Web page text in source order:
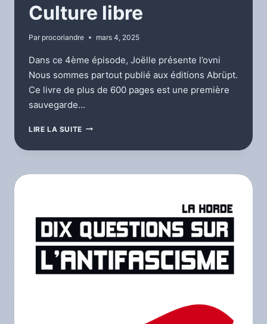
Culture libre
Par procoriandre mars 4, 2025
Dans ce 4ème épisode, Joëlle présente l’ovni
Nous sommes partout publié aux éditions Abrüpt.
Ce livre de plus de 600 pages est une première
sauvegarde…
LIRE LA SUITE CULTURE